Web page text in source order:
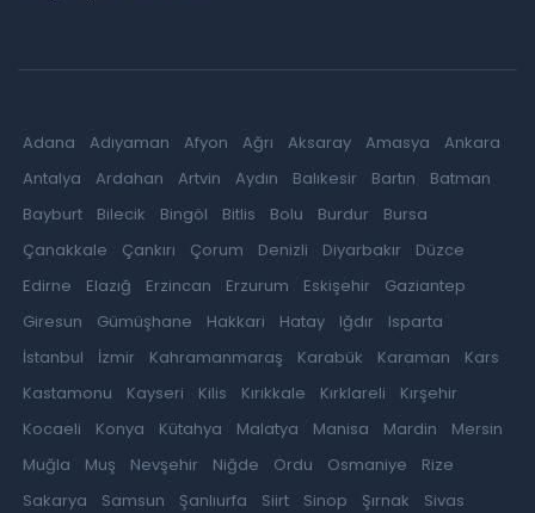
Adana Adıyaman Afyon Ağrı Aksaray Amasya
Ankara
Antalya
Ardahan Artvin Aydın Balıkesir Bartın
Batman
Bayburt
Bilecik Bingöl Bitlis Bolu Burdur
Bursa
Çanakkale
Çankırı Çorum Denizli Diyarbakır
Düzce
Edirne
Elazığ Erzincan Erzurum Eskişehir
Gaziantep
Giresun
Gümüşhane Hakkari Hatay Iğdır
Isparta
İstanbul
İzmir Kahramanmaraş Karabük Karaman
Kars
Kastamonu
Kayseri Kilis Kırıkkale Kırklareli
Kırşehir
Kocaeli
Konya Kütahya Malatya Manisa Mardin
Mersin
Muğla
Muş Nevşehir Niğde Ordu Osmaniye
Rize
Sakarya
Samsun Şanlıurfa Siirt Sinop Şırnak
Sivas